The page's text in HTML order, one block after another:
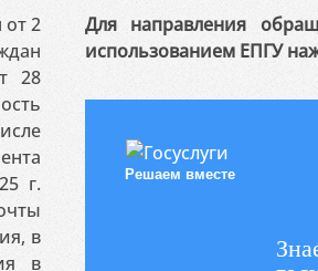
от 2
28
г.
в
в
Для направления
использованием ЕПГУ
Решаем вместе